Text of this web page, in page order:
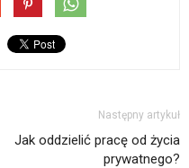
Następny artykuł
Jak oddzielić pracę od życia
prywatnego?